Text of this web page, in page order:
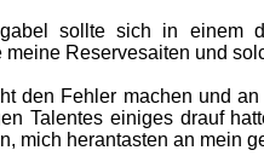
sollte sich in einem
meine Reservesaiten und
den Fehler machen und
Talentes einiges drauf
mich herantasten an mein